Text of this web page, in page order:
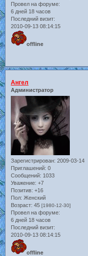
Провел на форуме:
6 дней 18 часов
Последний визит:
2010-09-13 08:14:15
offline
Ангел
Администратор
Зарегистрирован: 2009-03-14
Приглашений: 0
Сообщений: 1033
Уважение: +7
Позитив: +16
Пол: Женский
Возраст: 45 [1980-12-30]
Провел на форуме:
6 дней 18 часов
Последний визит:
2010-09-13 08:14:15
offline